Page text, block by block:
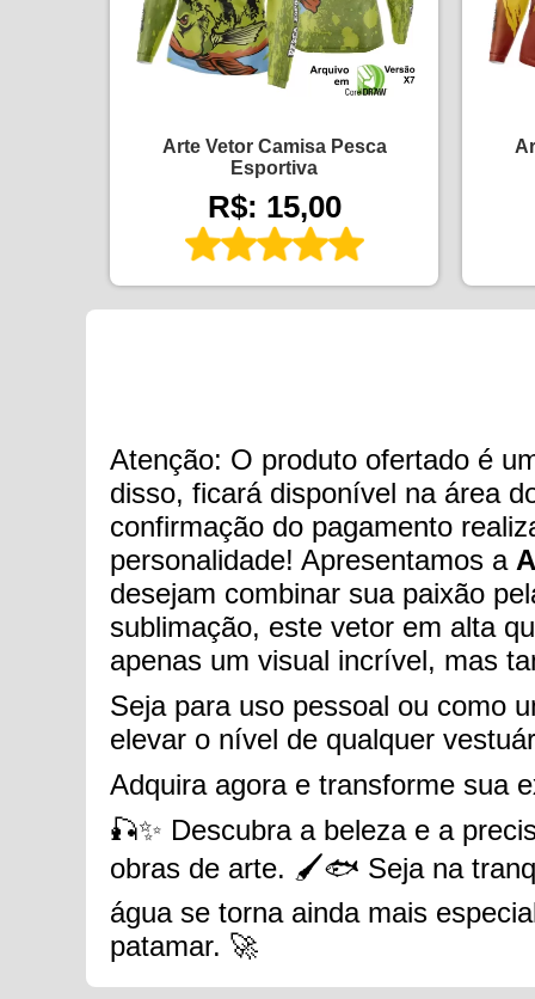
Arte Vetor Camisa Pesca
Esportiva
R$: 15,00
Atenção: O produto ofertado é
disso, ficará disponível na área
confirmação do pagamento
personalidade! Apresentamos a
desejam combinar sua paixão
sublimação, este vetor em alta
apenas um visual incrível, mas
Seja para uso pessoal ou como
elevar o nível de qualquer
Adquira agora e transforme sua
🎣✨ Descubra a beleza e a
obras de arte. 🖌️🐟 Seja na
água se torna ainda mais
patamar. 🚀